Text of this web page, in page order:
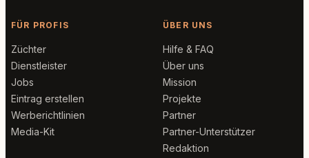
FÜR PROFIS
Züchter
Dienstleister
Jobs
Eintrag erstellen
Werberichtlinien
Media-Kit
ÜBER UNS
Hilfe & FAQ
Über uns
Mission
Projekte
Partner
Partner-Unterstützer
Redaktion